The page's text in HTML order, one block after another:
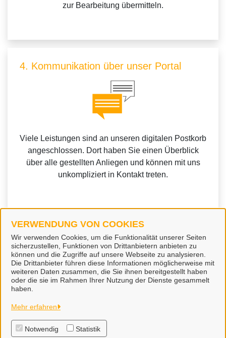
VERWENDUNG VON COOKIES
Wir verwenden Cookies, um die Funktionalität unserer Seiten
sicherzustellen, Funktionen von Drittanbietern anbieten zu
können und die Zugriffe auf unsere Webseite zu analysieren.
Die Drittanbieter führen diese Informationen möglicherweise mit
weiteren Daten zusammen, die Sie ihnen bereitgestellt haben
oder die sie im Rahmen Ihrer Nutzung der Dienste gesammelt
haben.
Mehr erfahren
Notwendig Statistik
zur Bearbeitung übermitteln.
4. Kommunikation über unser Portal
Viele Leistungen sind an unseren digitalen Postkorb
angeschlossen. Dort haben Sie einen Überblick
über alle gestellten Anliegen und können mit uns
unkompliziert in Kontakt treten.
Weitere Informationen zur BundID finden Sie auf der
FAQ-Seite des Bundes.
Stadt Soltau
Alle Rechte vorbehalten